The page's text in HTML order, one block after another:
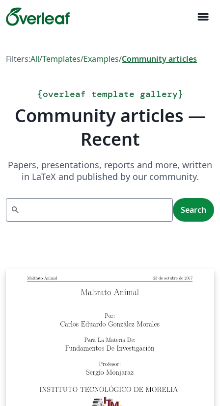
menu
Filters:All/Templates/Examples/Community articles
{overleaf template gallery}
Community articles —
Recent
Papers, presentations, reports and more, written
in LaTeX and published by our community.
search Search